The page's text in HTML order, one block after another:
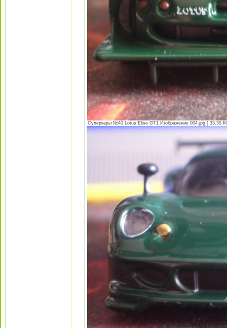
Суперкары №40 Lotus Еlise GT1 Изображение 004.jpg [ 33.35